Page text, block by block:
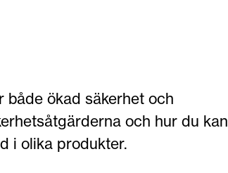
både ökad säkerhet och
och hur du kan
i olika produkter.